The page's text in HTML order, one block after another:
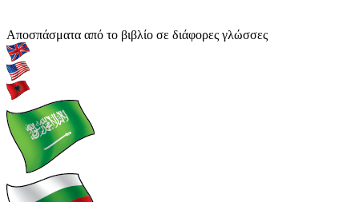
Αποσπάσματα από το βιβλίο σε διάφορες γλώσσες